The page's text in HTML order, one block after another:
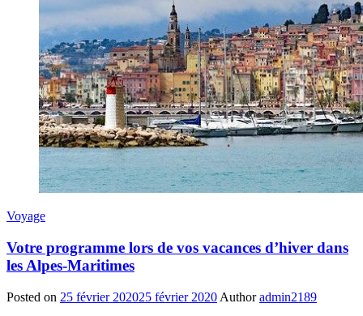
Voyage
Votre programme lors de vos vacances d’hiver dans
les Alpes-Maritimes
Posted on 25 février 202025 février 2020 Author admin2189